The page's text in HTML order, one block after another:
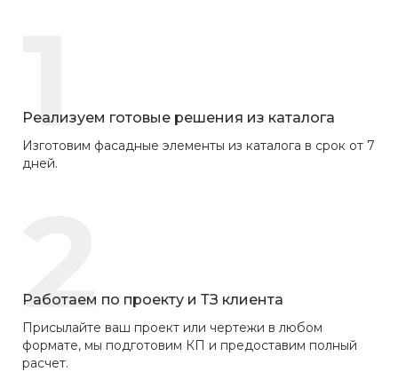
1
Реализуем готовые решения из каталога
Изготовим фасадные элементы из каталога в срок от 7
дней.
2
Работаем по проекту и ТЗ клиента
Присылайте ваш проект или чертежи в любом
формате, мы подготовим КП и предоставим полный
расчет.